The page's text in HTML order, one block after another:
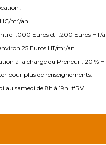
:
m²/an
1.000 Euros et 1.200 Euros HT/
25 Euros HT/m²/an
à la charge du Preneur : 20 %
pour plus de renseignements.
au samedi de 8h à 19h. #RV